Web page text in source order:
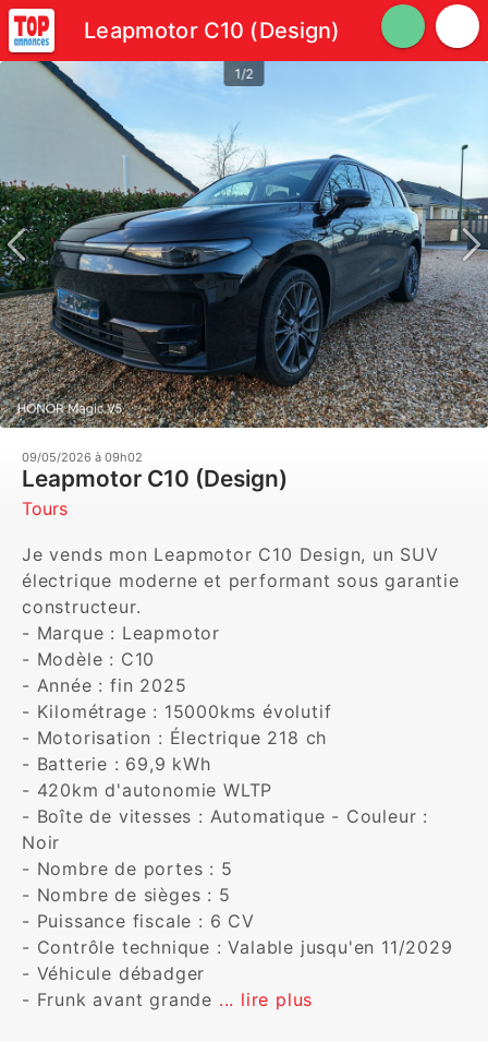
Leapmotor C10 (Design)
1/2
09/05/2026 à 09h02
Leapmotor C10 (Design)
Tours
Je vends mon Leapmotor C10 Design, un SUV
électrique moderne et performant sous garantie
constructeur.
- Marque : Leapmotor
- Modèle : C10
- Année : fin 2025
- Kilométrage : 15000kms évolutif
- Motorisation : Électrique 218 ch
- Batterie : 69,9 kWh
- 420km d'autonomie WLTP
- Boîte de vitesses : Automatique - Couleur :
Noir
- Nombre de portes : 5
- Nombre de sièges : 5
- Puissance fiscale : 6 CV
- Contrôle technique : Valable jusqu'en 11/2029
- Véhicule débadger
- Frunk avant grande ... lire plus